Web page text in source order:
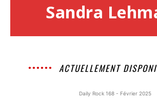
Sandra
ACTUELLEMENT
Daily Rock 168 - Février 2025